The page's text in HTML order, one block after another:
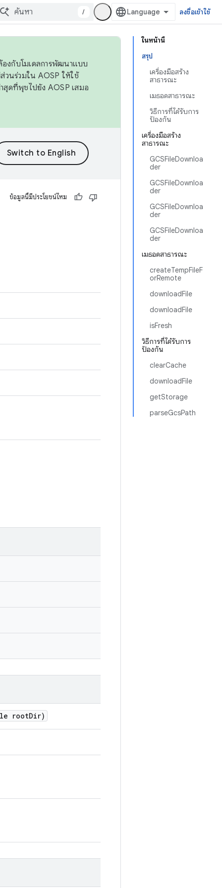
/ ลงชื่อเข้าใช้
ในหน้านี้
สรุป
เครื่องมือสร้าง
สาธารณะ
เมธอดสาธารณะ
วิธีการที่ได้รับการ
ป้องกัน
เครื่องมือสร้าง
สาธารณะ
GCSFileDownloa
der
GCSFileDownloa
der
GCSFileDownloa
der
GCSFileDownloa
der
เมธอดสาธารณะ
createTempFileF
orRemote
downloadFile
downloadFile
isFresh
วิธีการที่ได้รับการ
ป้องกัน
clearCache
downloadFile
getStorage
parseGcsPath
องกับโมเดลการพัฒนาแบบ
วนร่วมใน AOSP ให้ใช้
สุดที่พุชไปยัง AOSP เสมอ
ข้อมูลนี้มีประโยชน์ไหม
rootDir)